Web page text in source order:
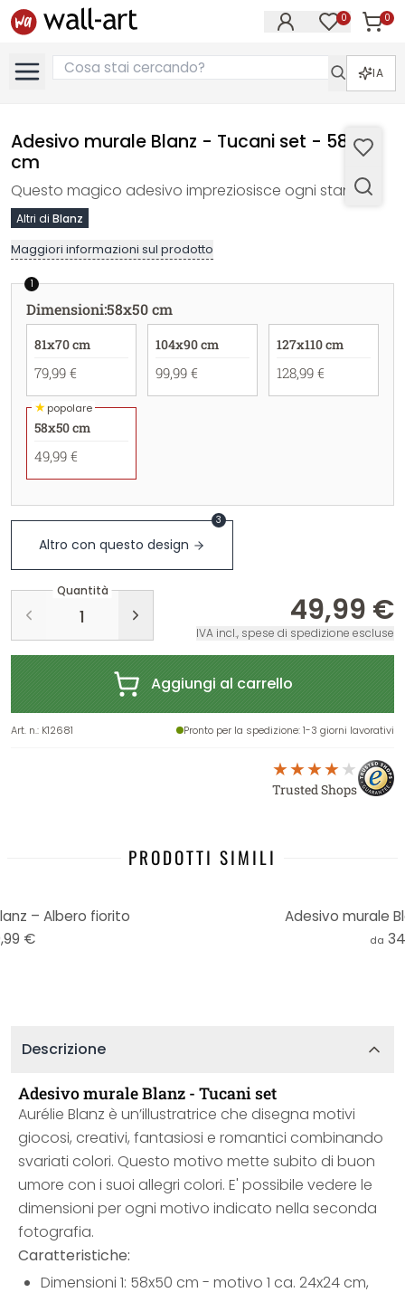
0 0
IA
Adesivo murale Blanz - Tucani set - 58x50
cm
Questo magico adesivo impreziosisce ogni stanza!
Altri di Blanz
Maggiori informazioni sul prodotto
1
Dimensioni:58x50 cm
81x70 cm
79,99 €
104x90 cm
99,99 €
127x110 cm
128,99 €
★popolare
58x50 cm
49,99 €
Altro con questo design
3
Quantità
49,99 €
IVA incl., spese di spedizione escluse
Aggiungi al carrello
Art. n.: K12681 Pronto per la spedizione: 1-3 giorni lavorativi
Trusted Shops
PRODOTTI SIMILI
– Albero fiorito
€
Adesivo murale
da
Descrizione
Adesivo murale Blanz - Tucani set
Aurélie Blanz è un’illustratrice che disegna motivi
giocosi, creativi, fantasiosi e romantici combinando
svariati colori. Questo motivo mette subito di buon
umore con i suoi allegri colori. E' possibile vedere le
dimensioni per ogni motivo indicato nella seconda
fotografia.
Caratteristiche:
Dimensioni 1: 58x50 cm - motivo 1 ca. 24x24 cm,